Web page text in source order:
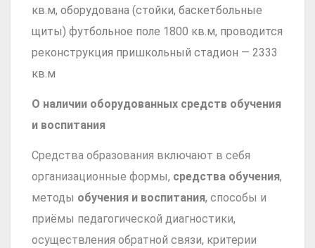
кв.м, оборудована (стойки, баскетбольные
щиты) футбольное поле 1800 кв.м, проводится
реконструкция пришкольный стадион — 2333
кв.м
О наличии оборудованных средств обучения
и воспитания
Средства образования включают в себя
организационные формы, средства обучения,
методы обучения и воспитания, способы и
приёмы педагогической диагностики,
осуществления обратной связи, критерии